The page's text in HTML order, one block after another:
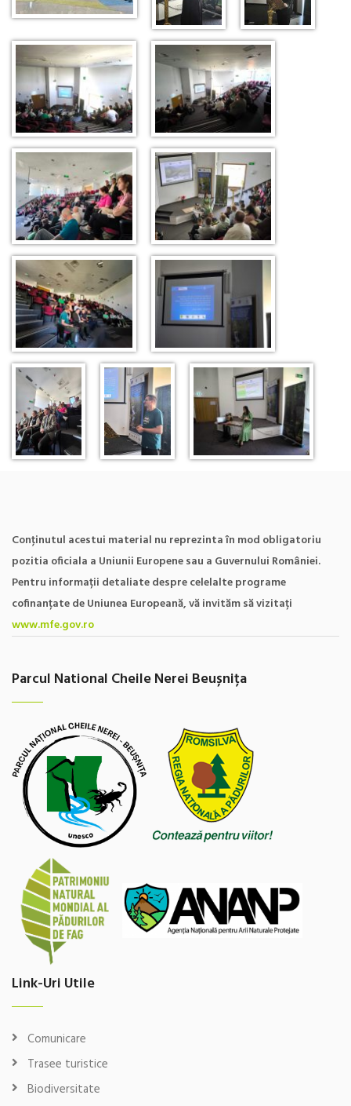
Conţinutul acestui material nu reprezinta în mod obligatoriu
pozitia oficiala a Uniunii Europene sau a Guvernului României.
Pentru informații detaliate despre celelalte programe
cofinanțate de Uniunea Europeană, vă invităm să vizitați
www.mfe.gov.ro
Parcul National Cheile Nerei Beușnița
Link-Uri Utile
Comunicare
Trasee turistice
Biodiversitate